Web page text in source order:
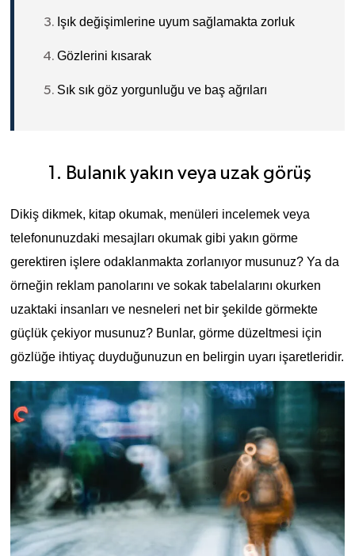
Işık değişimlerine uyum sağlamakta zorluk
Gözlerini kısarak
Sık sık göz yorgunluğu ve baş ağrıları
1. Bulanık yakın veya uzak görüş
Dikiş dikmek, kitap okumak, menüleri incelemek veya
telefonunuzdaki mesajları okumak gibi yakın görme
gerektiren işlere odaklanmakta zorlanıyor musunuz? Ya da
örneğin reklam panolarını ve sokak tabelalarını okurken
uzaktaki insanları ve nesneleri net bir şekilde görmekte
güçlük çekiyor musunuz? Bunlar, görme düzeltmesi için
gözlüğe ihtiyaç duyduğunuzun en belirgin uyarı işaretleridir.